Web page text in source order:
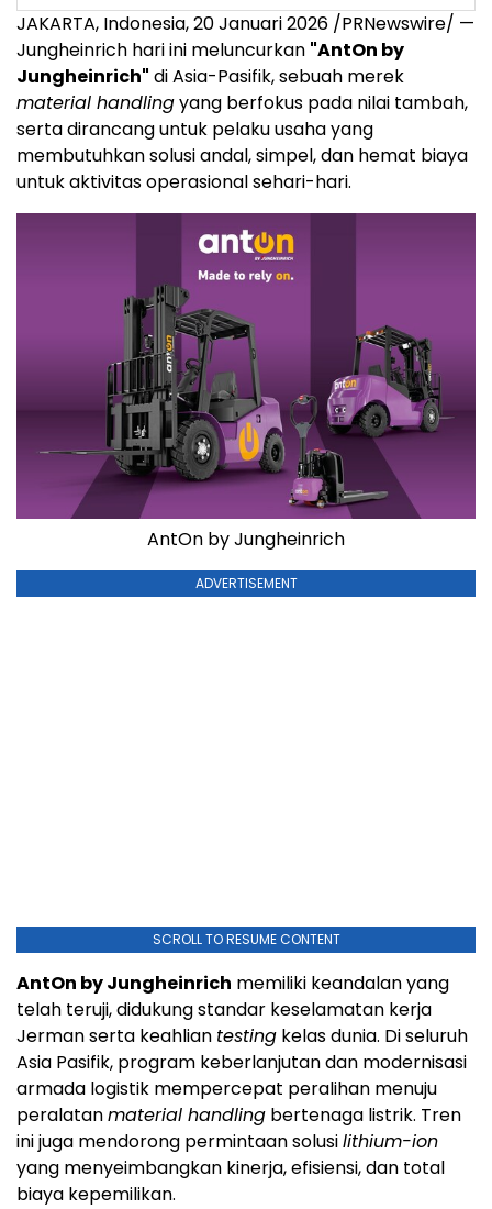
JAKARTA, Indonesia, 20 Januari 2026 /PRNewswire/ —
Jungheinrich hari ini meluncurkan "AntOn by
Jungheinrich" di Asia-Pasifik, sebuah merek
material handlingyang berfokus pada nilai tambah,
serta dirancang untuk pelaku usaha yang
membutuhkan solusi andal, simpel, dan hemat biaya
untuk aktivitas operasional sehari-hari.
AntOn by Jungheinrich
ADVERTISEMENT
SCROLL TO RESUME CONTENT
AntOn by Jungheinrich memiliki keandalan yang
telah teruji, didukung standar keselamatan kerja
Jerman serta keahlian testing kelas dunia. Di seluruh
Asia Pasifik, program keberlanjutan dan modernisasi
armada logistik mempercepat peralihan menuju
peralatanmaterial handling bertenaga listrik. Tren
ini juga mendorong permintaan solusilithium-ion
yang menyeimbangkan kinerja, efisiensi, dan total
biaya kepemilikan.